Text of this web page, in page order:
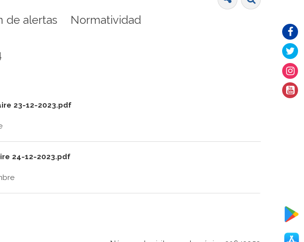
de alertas Normatividad
23-12-2023.pdf
24-12-2023.pdf